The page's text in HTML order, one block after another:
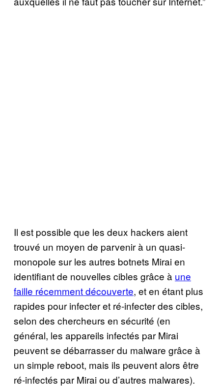
Il est possible que les deux hackers aient
trouvé un moyen de parvenir à un quasi-
monopole sur les autres botnets Mirai en
identifiant de nouvelles cibles grâce à une
faille récemment découverte, et en étant plus
rapides pour infecter et ré-infecter des cibles,
selon des chercheurs en sécurité (en
général, les appareils infectés par Mirai
peuvent se débarrasser du malware grâce à
un simple reboot, mais ils peuvent alors être
ré-infectés par Mirai ou d’autres malwares).